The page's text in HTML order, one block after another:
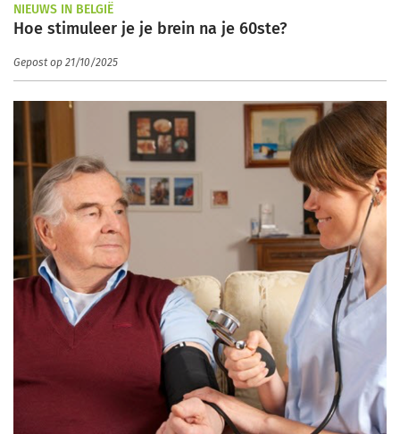
NIEUWS IN BELGIË
Hoe stimuleer je je brein na je 60ste?
Gepost op 21/10/2025